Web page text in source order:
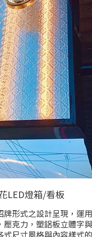
LED燈箱/看板
形式之設計呈現，運
克力，塑鋁板立體字
尺寸風格與內容樣式